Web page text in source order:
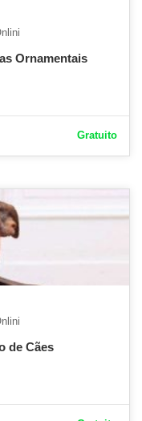
Ornamentais
Gratuito
de Cães